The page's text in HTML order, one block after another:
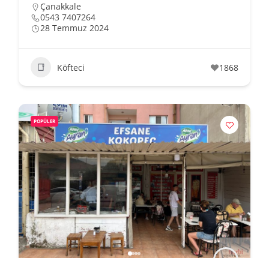
Çanakkale
0543 7407264
28 Temmuz 2024
Köfteci 1868
POPÜLER